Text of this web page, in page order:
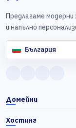
Предлагаме
и напълно
България
Домейни
Хостинг